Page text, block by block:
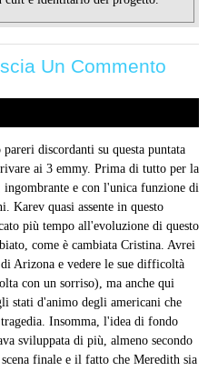
Un Commento
discordanti su questa puntata
ai 3 emmy. Prima di tutto per la
e con l'unica funzione di
Karev quasi assente in questo
più tempo all'evoluzione di questo
come è cambiata Cristina. Avrei
Arizona e vedere le sue difficoltà
con un sorriso), ma anche qui
stati d'animo degli americani che
Insomma, l'idea di fondo
sviluppata di più, almeno secondo
finale e il fatto che Meredith sia